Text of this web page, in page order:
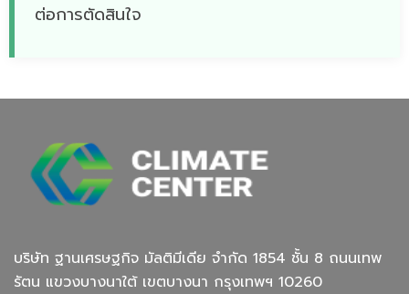
ต่อการตัดสินใจ
บริษัท ฐานเศรษฐกิจ มัลติมีเดีย จํากัด 1854 ชั้น 8 ถนนเทพ
รัตน แขวงบางนาใต้ เขตบางนา กรุงเทพฯ 10260